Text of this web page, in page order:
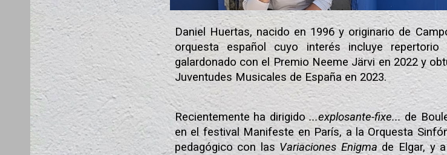
Daniel Huertas, nacido en 1996 y originario de
orquesta español cuyo interés incluye
galardonado con el Premio Neeme Järvi en 2022 y
Juventudes Musicales de España en 2023.
Recientemente ha dirigido...explosante-fixe...de
en el festival Manifeste en París, a la Orquesta
pedagógico con las Variaciones Enigmade Elgar, y